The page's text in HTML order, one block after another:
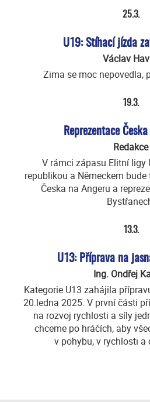
25.3.
U19: Stíhací jízda
Václav
Zima se moc nepovedla,
19.3.
Reprezentace
Redakce
V rámci zápasu Elitní ligy
republikou a Německem
Česka na Angeru a
13.3.
U13: Příprava na
Ing. Ondřej
Kategorie U13 zahájila
20.ledna 2025. V první části
na rozvoj rychlosti a síly
chceme po hráčích, aby
v pohybu, v rychlosti a